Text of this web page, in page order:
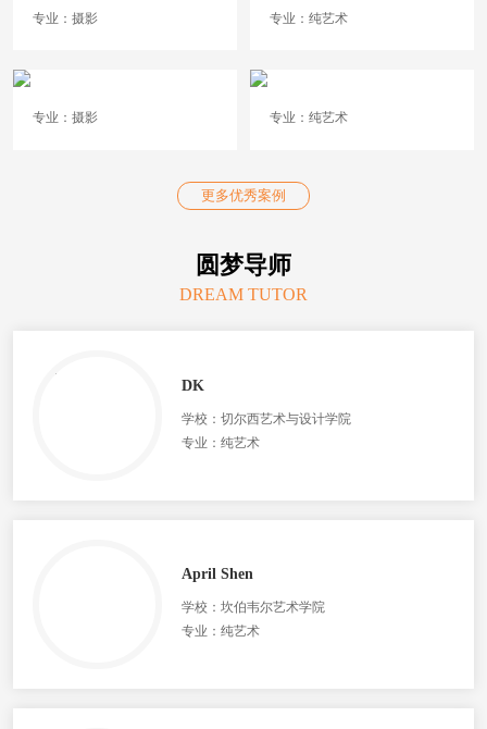
专业：摄影 专业：纯艺术
专业：摄影 专业：纯艺术
更多优秀案例
圆梦导师
DREAM TUTOR
DK
学校：切尔西艺术与设计学院
专业：纯艺术
April Shen
学校：坎伯韦尔艺术学院
专业：纯艺术